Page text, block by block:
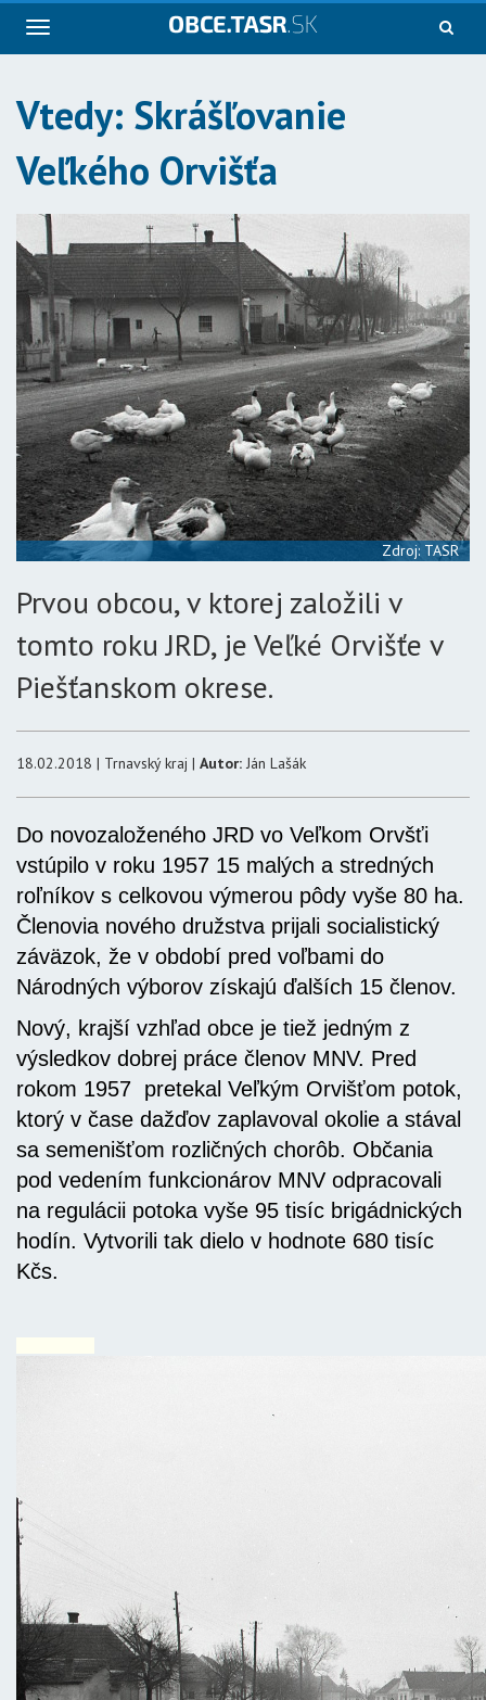
Navigácia
Vtedy: Skrášľovanie
Veľkého Orvišťa
Zdroj: TASR
Prvou obcou, v ktorej založili v
tomto roku JRD, je Veľké Orvišťe v
Piešťanskom okrese.
18.02.2018 | Trnavský kraj | Autor: Ján Lašák
Do novozaloženého JRD vo Veľkom Orvšťi
vstúpilo v roku 1957 15 malých a stredných
roľníkov s celkovou výmerou pôdy vyše 80 ha.
Členovia nového družstva prijali socialistický
záväzok, že v období pred voľbami do
Národných výborov získajú ďalších 15 členov.
Nový, krajší vzhľad obce je tiež jedným z
výsledkov dobrej práce členov MNV. Pred
rokom 1957 pretekal Veľkým Orvišťom potok,
ktorý v čase dažďov zaplavoval okolie a stával
sa semenišťom rozličných chorôb. Občania
pod vedením funkcionárov MNV odpracovali
na regulácii potoka vyše 95 tisíc brigádnických
hodín. Vytvorili tak dielo v hodnote 680 tisíc
Kčs.